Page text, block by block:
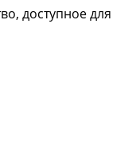
доступное для